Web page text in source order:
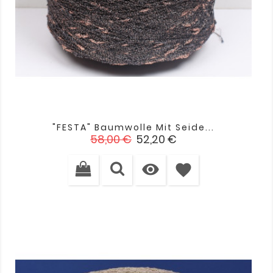
"FESTA" Baumwolle Mit Seide...
Verkaufspreis
58,00 € Preis
52,20 €
 favorite